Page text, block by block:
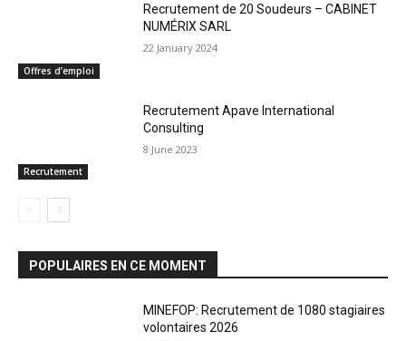
Offres d’emploi
Recrutement de 20 Soudeurs – CABINET
NUMÉRIX SARL
22 January 2024
Recrutement
Recrutement Apave International
Consulting
8 June 2023
POPULAIRES EN CE MOMENT
MINEFOP: Recrutement de 1080 stagiaires
volontaires 2026